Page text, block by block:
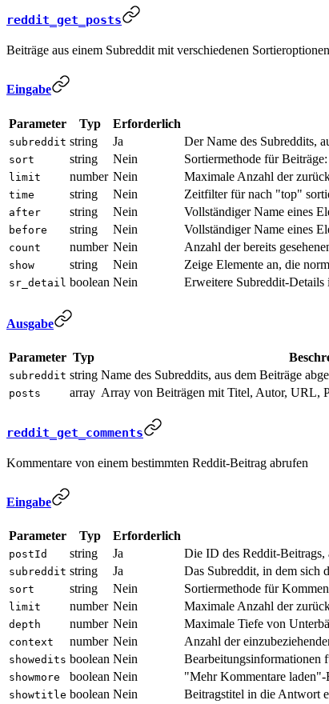
reddit_get_posts
Beiträge aus einem Subreddit mit verschiedenen
Eingabe
Parameter Typ Erforderlich
subreddit string Ja Der Name des Subreddits,
sort string Nein Sortiermethode für
limit number Nein Maximale Anzahl der
time string Nein Zeitfilter für nach "top"
after string Nein Vollständiger Name eines
before string Nein Vollständiger Name eines
count number Nein Anzahl der bereits
show string Nein Zeige Elemente an, die
sr_detail boolean Nein Erweitere Subreddit-
Ausgabe
Parameter Typ
subreddit string Name des Subreddits, aus dem Beiträge
posts array Array von Beiträgen mit Titel, Autor, URL,
reddit_get_comments
Kommentare von einem bestimmten Reddit-Beitrag abrufen
Eingabe
Parameter Typ Erforderlich
postId string Ja Die ID des Reddit-Beitrags,
subreddit string Ja Das Subreddit, in dem sich
sort string Nein Sortiermethode für
limit number Nein Maximale Anzahl der
depth number Nein Maximale Tiefe von
context number Nein Anzahl der
showedits boolean Nein Bearbeitungsinformationen
showmore boolean Nein "Mehr Kommentare
showtitle boolean Nein Beitragstitel in die Antwort